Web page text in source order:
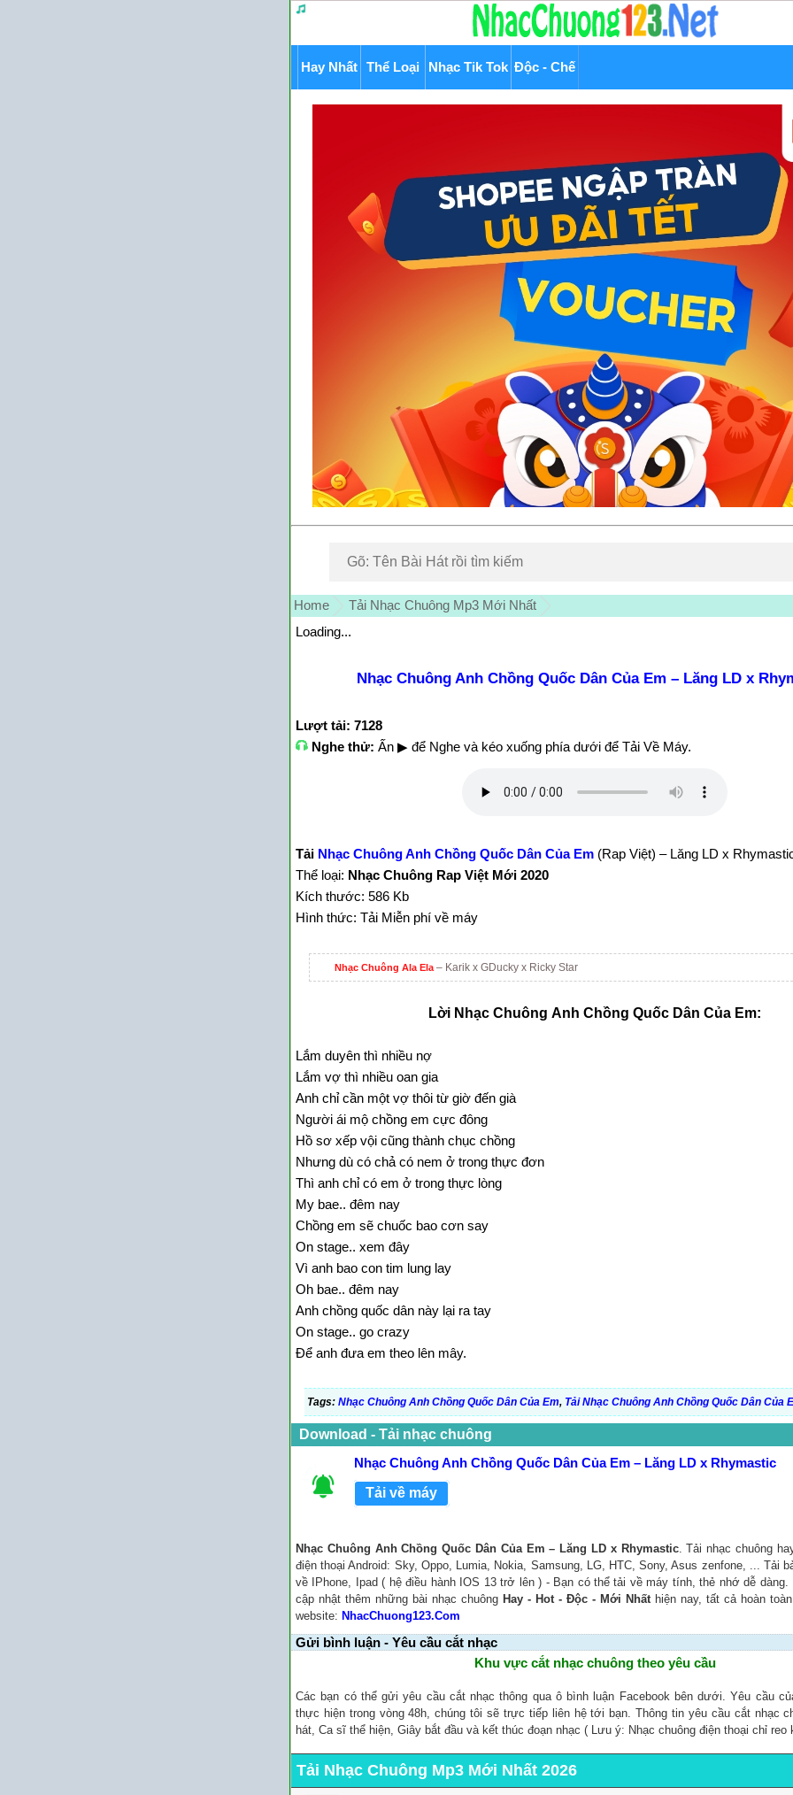
Hay Nhất Thể Loại Nhạc Tik Tok Độc - Chế
Home
Tải Nhạc Chuông Mp3 Mới Nhất
Loading...
Nhạc Chuông Anh Chồng Quốc Dân Của Em – Lăng LD x
Lượt tải: 7128
Nghe thử: Ấn ▶ để Nghe và kéo xuống phía dưới để Tải Về Máy.
Tải Nhạc Chuông Anh Chồng Quốc Dân Của Em (Rap Việt) – Lăng LD x
Thể loại: Nhạc Chuông Rap Việt Mới 2020
Kích thước: 586 Kb
Hình thức: Tải Miễn phí về máy
Nhạc Chuông Ala Ela– Karik x GDucky x Ricky Star
Lời Nhạc Chuông Anh Chồng Quốc Dân Của Em:
Lắm duyên thì nhiều nợ
Lắm vợ thì nhiều oan gia
Anh chỉ cần một vợ thôi từ giờ đến già
Người ái mộ chồng em cực đông
Hồ sơ xếp vội cũng thành chục chồng
Nhưng dù có chả có nem ở trong thực đơn
Thì anh chỉ có em ở trong thực lòng
My bae.. đêm nay
Chồng em sẽ chuốc bao cơn say
On stage.. xem đây
Vì anh bao con tim lung lay
Oh bae.. đêm nay
Anh chồng quốc dân này lại ra tay
On stage.. go crazy
Để anh đưa em theo lên mây.
Tags: Nhạc Chuông Anh Chồng Quốc Dân Của Em, Tải Nhạc Chuông Anh Chồng Quốc Dân Của
Download - Tải nhạc chuông
Nhạc Chuông Anh Chồng Quốc Dân Của Em – Lăng LD x Rhymastic
Tải về máy
Nhạc Chuông Anh Chồng Quốc Dân Của Em – Lăng LD x Rhymastic. Tải nhạc chuông
điện thoại Android: Sky, Oppo, Lumia, Nokia, Samsung, LG, HTC, Sony, Asus zenfone, ... Tải
về IPhone, Ipad ( hệ điều hành IOS 13 trở lên ) - Bạn có thể tải về máy tính, thẻ nhớ dễ dàng.
cập nhật thêm những bài nhạc chuông Hay - Hot - Độc - Mới Nhấthiện nay, tất cả hoàn
website: NhacChuong123.Com
Gửi bình luận - Yêu cầu cắt nhạc
Khu vực cắt nhạc chuông theo yêu cầu
Các bạn có thể gửi yêu cầu cắt nhạc thông qua ô bình luận Facebook bên dưới. Yêu cầu
thực hiện trong vòng 48h, chúng tôi sẽ trực tiếp liên hệ tới bạn. Thông tin yêu cầu cắt nhạc
hát, Ca sĩ thể hiện, Giây bắt đầu và kết thúc đoạn nhạc ( Lưu ý: Nhạc chuông điện thoại chỉ reo
Tải Nhạc Chuông Mp3 Mới Nhất 2026